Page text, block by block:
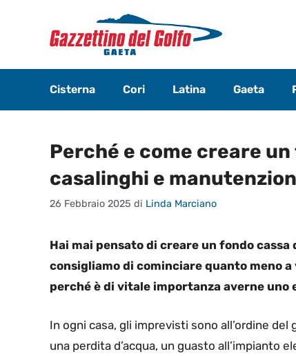
contenuto
Cisterna Cori Latina Gaeta
Perché e come creare
casalinghi e
26 Febbraio 2025 di Linda Marciano
Hai mai pensato di creare un fondo
consigliamo di cominciare quanto meno
perché è di vitale importanza averne uno
In ogni casa, gli imprevisti sono all’ordine
una perdita d’acqua, un guasto all’impianto